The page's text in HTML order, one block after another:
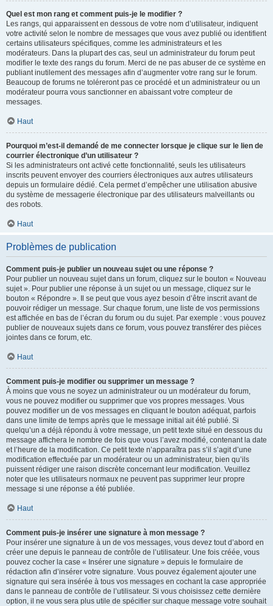
Quel est mon rang et comment puis-je le modifier ?
Les rangs, qui apparaissent en dessous de votre nom d’utilisateur, indiquent
votre activité selon le nombre de messages que vous avez publié ou identifient
certains utilisateurs spécifiques, comme les administrateurs et les
modérateurs. Dans la plupart des cas, seul un administrateur du forum peut
modifier le texte des rangs du forum. Merci de ne pas abuser de ce système en
publiant inutilement des messages afin d’augmenter votre rang sur le forum.
Beaucoup de forums ne toléreront pas ce procédé et un administrateur ou un
modérateur pourra vous sanctionner en abaissant votre compteur de
messages.
Haut
Pourquoi m’est-il demandé de me connecter lorsque je clique sur le lien de
courrier électronique d’un utilisateur ?
Si les administrateurs ont activé cette fonctionnalité, seuls les utilisateurs
inscrits peuvent envoyer des courriers électroniques aux autres utilisateurs
depuis un formulaire dédié. Cela permet d’empêcher une utilisation abusive
du système de messagerie électronique par des utilisateurs malveillants ou
des robots.
Haut
Problèmes de publication
Comment puis-je publier un nouveau sujet ou une réponse ?
Pour publier un nouveau sujet dans un forum, cliquez sur le bouton « Nouveau
sujet ». Pour publier une réponse à un sujet ou un message, cliquez sur le
bouton « Répondre ». Il se peut que vous ayez besoin d’être inscrit avant de
pouvoir rédiger un message. Sur chaque forum, une liste de vos permissions
est affichée en bas de l’écran du forum ou du sujet. Par exemple : vous pouvez
publier de nouveaux sujets dans ce forum, vous pouvez transférer des pièces
jointes dans ce forum, etc.
Haut
Comment puis-je modifier ou supprimer un message ?
À moins que vous ne soyez un administrateur ou un modérateur du forum,
vous ne pouvez modifier ou supprimer que vos propres messages. Vous
pouvez modifier un de vos messages en cliquant le bouton adéquat, parfois
dans une limite de temps après que le message initial ait été publié. Si
quelqu’un a déjà répondu à votre message, un petit texte situé en dessous du
message affichera le nombre de fois que vous l’avez modifié, contenant la date
et l’heure de la modification. Ce petit texte n’apparaîtra pas s’il s’agit d’une
modification effectuée par un modérateur ou un administrateur, bien qu’ils
puissent rédiger une raison discrète concernant leur modification. Veuillez
noter que les utilisateurs normaux ne peuvent pas supprimer leur propre
message si une réponse a été publiée.
Haut
Comment puis-je insérer une signature à mon message ?
Pour insérer une signature à un de vos messages, vous devez tout d’abord en
créer une depuis le panneau de contrôle de l’utilisateur. Une fois créée, vous
pouvez cocher la case « Insérer une signature » depuis le formulaire de
rédaction afin d’insérer votre signature. Vous pouvez également ajouter une
signature qui sera insérée à tous vos messages en cochant la case appropriée
dans le panneau de contrôle de l’utilisateur. Si vous choisissez cette dernière
option, il ne vous sera plus utile de spécifier sur chaque message votre souhait